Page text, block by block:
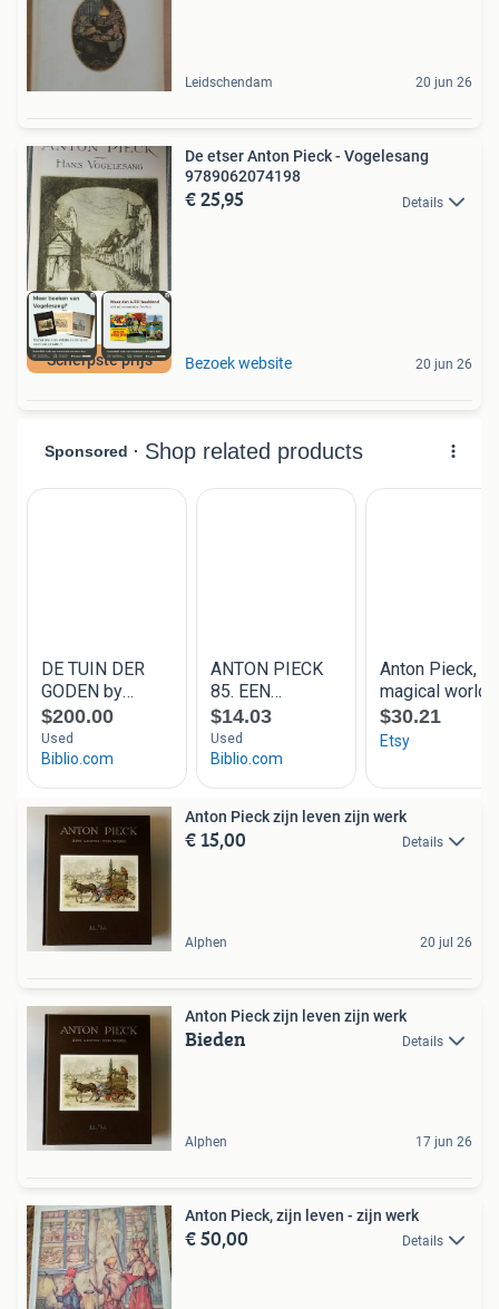
Leidschendam 20 jun 26
Scherpste prijs
De etser Anton Pieck - Vogelesang
9789062074198
€ 25,95 Details
Bezoek website 20 jun 26
Anton Pieck zijn leven zijn werk
€ 15,00 Details
Alphen 20 jul 26
Anton Pieck zijn leven zijn werk
Bieden Details
Alphen 17 jun 26
Anton Pieck, zijn leven - zijn werk
€ 50,00 Details